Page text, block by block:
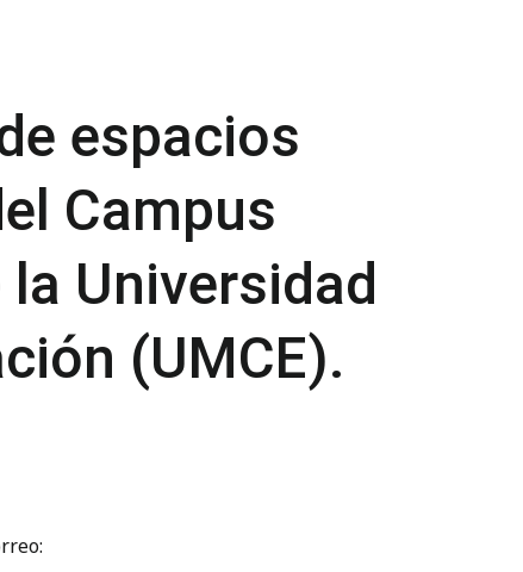
espacios
Campus
Universidad
(UMCE).